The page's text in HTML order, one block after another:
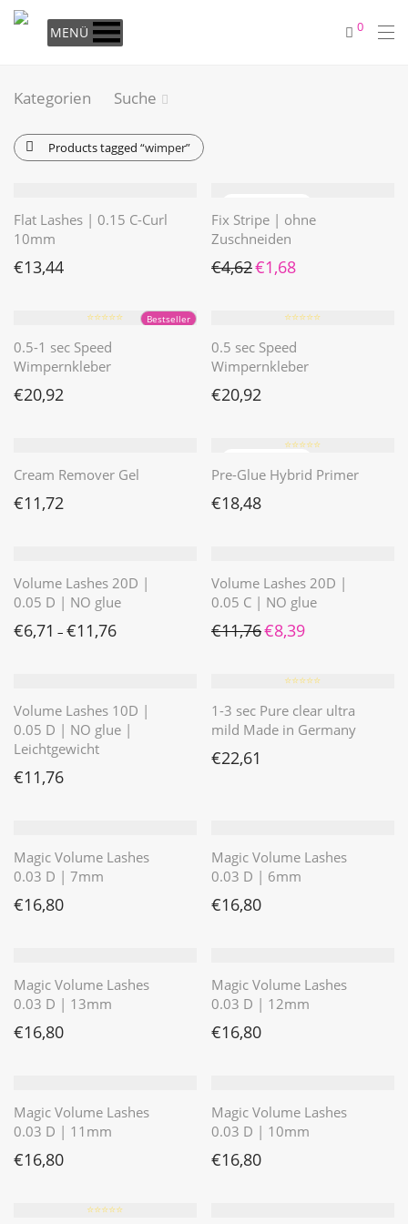
MENÜ 0
Kategorien Suche
Products tagged “wimper”
Flat Lashes | 0.15 C-Curl
10mm
€13,44
Fix Stripe | ohne
Zuschneiden
€4,62 Ursprünglicher Preis war:
€1,68
Bestseller
⭐️⭐️⭐️⭐️⭐️
0.5-1 sec Speed
Wimpernkleber
€20,92
⭐️⭐️⭐️⭐️⭐️
0.5 sec Speed
Wimpernkleber
€20,92
Cream Remover Gel
€11,72
⭐️⭐️⭐️⭐️⭐️
Pre-Glue Hybrid Primer
€18,48
Volume Lashes 20D |
0.05 D | NO glue
€6,71 – €11,76
Volume Lashes 20D |
0.05 C | NO glue
€11,76 Ursprünglicher Preis war:
€8,39Aktueller Preis ist:
Volume Lashes 10D |
0.05 D | NO glue |
Leichtgewicht
€11,76
⭐️⭐️⭐️⭐️⭐️
1-3 sec Pure clear ultra
mild Made in Germany
€22,61
Magic Volume Lashes
0.03 D | 7mm
€16,80
Magic Volume Lashes
0.03 D | 6mm
€16,80
Magic Volume Lashes
0.03 D | 13mm
€16,80
Magic Volume Lashes
0.03 D | 12mm
€16,80
Magic Volume Lashes
0.03 D | 11mm
€16,80
Magic Volume Lashes
0.03 D | 10mm
€16,80
⭐️⭐️⭐️⭐️⭐️